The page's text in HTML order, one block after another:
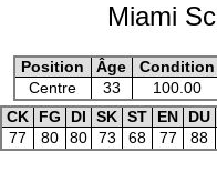
Miami
Position Âge Condition
Centre
33 100.00
CK
FG DI SK ST EN DU
77
80 80 73 68 77 88